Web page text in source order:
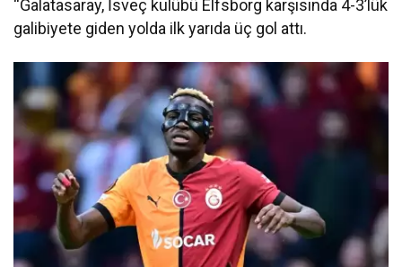
“Galatasaray, İsveç kulübü Elfsborg karşısında 4-3’lük
galibiyete giden yolda ilk yarıda üç gol attı.